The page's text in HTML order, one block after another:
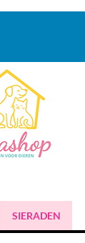
SIERADEN